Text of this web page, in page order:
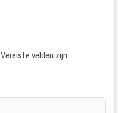
Vereiste velden zijn